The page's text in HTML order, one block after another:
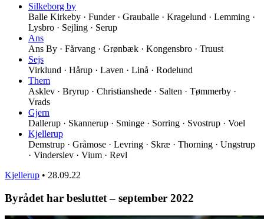
Silkeborg by
Balle Kirkeby · Funder · Grauballe · Kragelund · Lemming ·
Lysbro · Sejling · Serup
Ans
Ans By · Fårvang · Grønbæk · Kongensbro · Truust
Sejs
Virklund · Hårup · Laven · Linå · Rodelund
Them
Asklev · Bryrup · Christianshede · Salten · Tømmerby ·
Vrads
Gjern
Dallerup · Skannerup · Sminge · Sorring · Svostrup · Voel
Kjellerup
Demstrup · Gråmose · Levring · Skræ · Thorning · Ungstrup
· Vinderslev · Vium · Revl
Kjellerup • 28.09.22
Byrådet har besluttet – september 2022